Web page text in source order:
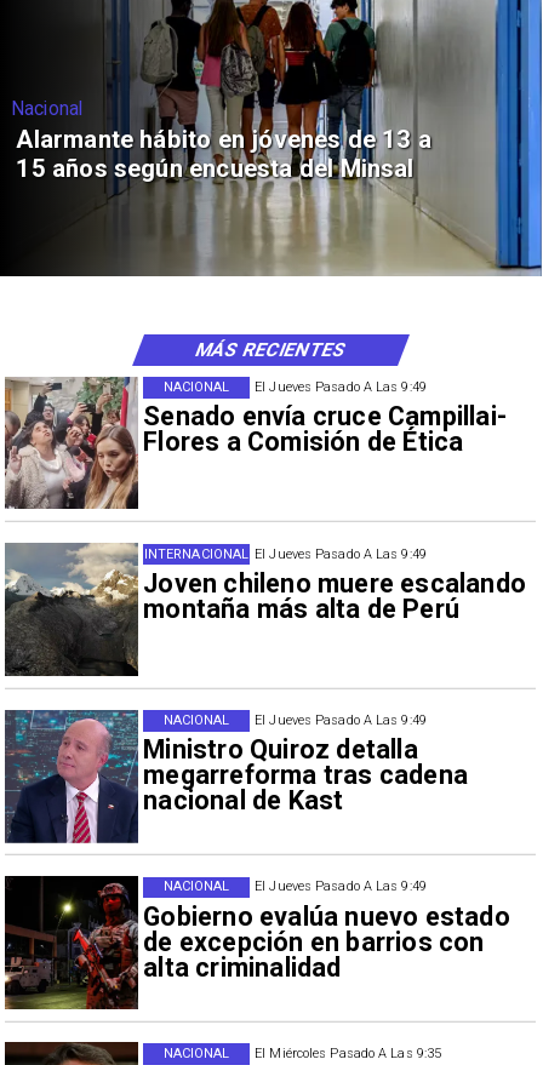
Nacional
Alarmante hábito en jóvenes de 13 a
15 años según encuesta del Minsal
El Jueves Pasado A Las 9:49
Senado envía cruce Campillai-
Flores a Comisión de Ética
NACIONAL
El Jueves Pasado A Las 9:49
Joven chileno muere escalando
montaña más alta de Perú
INTERNACIONAL
El Jueves Pasado A Las 9:49
Ministro Quiroz detalla
megarreforma tras cadena
nacional de Kast
NACIONAL
El Jueves Pasado A Las 9:49
Gobierno evalúa nuevo estado
de excepción en barrios con
alta criminalidad
NACIONAL
El Miércoles Pasado A Las 9:35
NACIONAL
MÁS RECIENTES